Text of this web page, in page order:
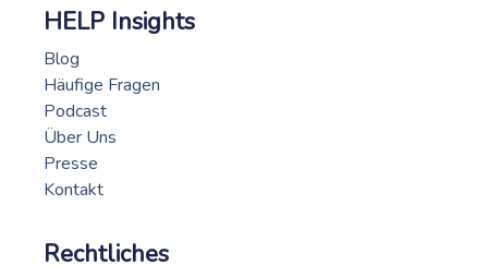
HELP Insights
Blog
Häufige Fragen
Podcast
Über Uns
Presse
Kontakt
Rechtliches